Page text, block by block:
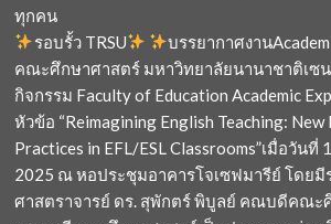
ทุกคน
รอบรั้ว TRSU
บรรยากาศงาน
คณะศึกษาศาสตร์ มหาวิทยาลัยนานาชาติเซน
กิจกรรม Faculty of Education Academic
หัวข้อ “Reimagining English Teaching: New
Practices in EFL/ESL Classrooms”เมื่อวันที่
2025 ณ หอประชุมอาคารโจเซฟมารีย์ โดยมี
ศาสตราจารย์ ดร. สุพักตร์ พิบูลย์ คณบดีคณะ